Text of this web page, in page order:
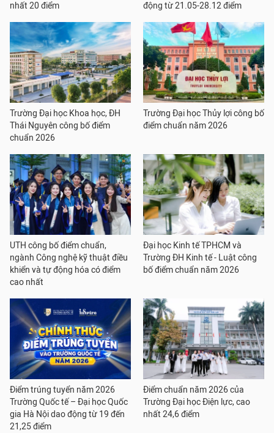
nhất 20 điểm
động từ 21.05-28.12 điểm
Trường Đại học Khoa học, ĐH
Thái Nguyên công bố điểm
chuẩn 2026
Trường Đại học Thủy lợi công bố
điểm chuẩn năm 2026
UTH công bố điểm chuẩn,
ngành Công nghệ kỹ thuật điều
khiển và tự động hóa có điểm
cao nhất
Đại học Kinh tế TPHCM và
Trường ĐH Kinh tế - Luật công
bố điểm chuẩn năm 2026
Điểm trúng tuyển năm 2026
Trường Quốc tế – Đại học Quốc
gia Hà Nội dao động từ 19 đến
21,25 điểm
Điểm chuẩn năm 2026 của
Trường Đại học Điện lực, cao
nhất 24,6 điểm